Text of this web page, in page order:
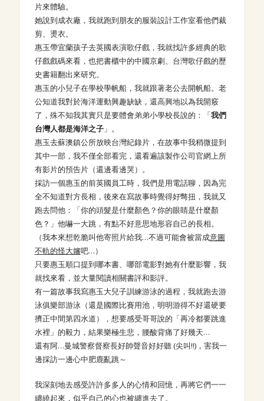
片來體驗。
她說到成衣廠，我就跑到朋友的服裝設計工作室看他們裁
剪、燙衣。
惠玉帶宜蘭孩子去英國表演歌仔戲，我就找許多經典的歌
仔戲戲碼來看，也把書櫃中的中國京劇、台灣歌仔戲的歷
史書籍翻出來研究。
惠玉的小兒子在學校學帆船，我就跟著老公去開帆船。老
公知道我對於海洋運動興趣缺缺，還高興地以為我開竅
了，殊不知我其實只是要體會弟弟小學校長說的：「我們
台灣人都是海洋之子」。
惠玉去蘇澳鎮公所放映台灣紀錄片，在故事中我稍微提到
其中一部，我不僅全部看完，還看遍該製作公司官網上所
有影片的預告片（還邊看邊哭）。
採訪一個惠玉的前英國員工時，我們是用電話聊，因為完
全不知道對方長相，後來在寫故事時覺得好彆扭，我就又
跑去問他：「你的頭髮是什麼顏色？你的眼睛是什麼顏
色？」他嚇一大跳，有點不好意思地形容自己的長相。
（我本來想乾脆叫他寄照片給我…不過可能會被當成意圖
不軌的怪大嬸吧…）
只要惠玉順口提到哪本書、哪部電影對她有什麼影響，我
就找來看，並大量閱讀相關書評和影評。
有一篇故事我寫惠玉大兒子訓練游泳的過程，我就跑去游
泳俱樂部游泳（還是國際比賽用池，明明游得不好還硬要
擠正中間第四水道），想要感受哥哥說的「再冷都要跳進
水裡」的毅力，結果樂極生悲，腰酸背痛了好幾天…
還有阿…曼城警察督察長好帥聲音好好聽 (尖叫!!)，害我一
邊採訪一邊心中肥鹿亂跳～
我深刻地去感受許許多多人的心情和回憶，再將它們一一
纏繞起來，似乎自己的心也被纏進去了。